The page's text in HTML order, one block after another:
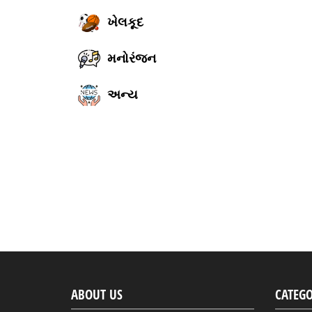
ખેલકૂદ
મનોરંજન
અન્ય
ABOUT US